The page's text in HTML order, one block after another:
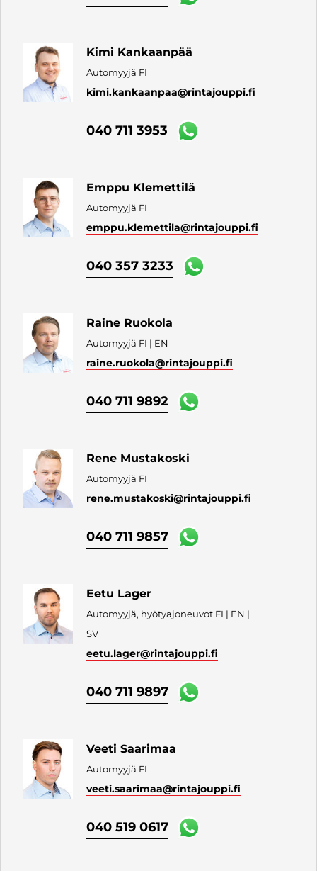
Kimi Kankaanpää
Automyyjä FI
kimi.kankaanpaa@rintajouppi.fi
040 711 3953
Emppu Klemettilä
Automyyjä FI
emppu.klemettila@rintajouppi.fi
040 357 3233
Raine Ruokola
Automyyjä FI | EN
raine.ruokola@rintajouppi.fi
040 711 9892
Rene Mustakoski
Automyyjä FI
rene.mustakoski@rintajouppi.fi
040 711 9857
Eetu Lager
Automyyjä, hyötyajoneuvot FI | EN |
SV
eetu.lager@rintajouppi.fi
040 711 9897
Veeti Saarimaa
Automyyjä FI
veeti.saarimaa@rintajouppi.fi
040 519 0617